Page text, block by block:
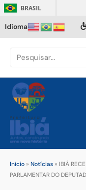
BRASIL
Idioma
Início » Notícias » IBIÁ
PARLAMENTAR DO